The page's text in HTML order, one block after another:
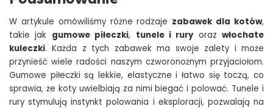
W artykule omówiliśmy różne rodzaje zabawek dla kotów,
takie jak gumowe piłeczki, tunele i ruryoraz włochate
kuleczki. Każda z tych zabawek ma swoje zalety i może
przynieść wiele radości naszym czworonożnym przyjaciołom.
Gumowe piłeczki są lekkie, elastyczne i łatwo się toczą, co
sprawia, że koty uwielbiają za nimi biegać i polować. Tunele i
rury stymulują instynkt polowania i eksploracji, pozwalają na